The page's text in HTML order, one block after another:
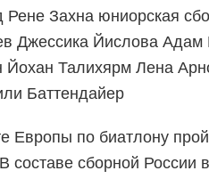
Захна юниорская
Джессика Йислова Адам
Талихярм Лена
Баттендайер
Европы по биатлону
составе сборной России